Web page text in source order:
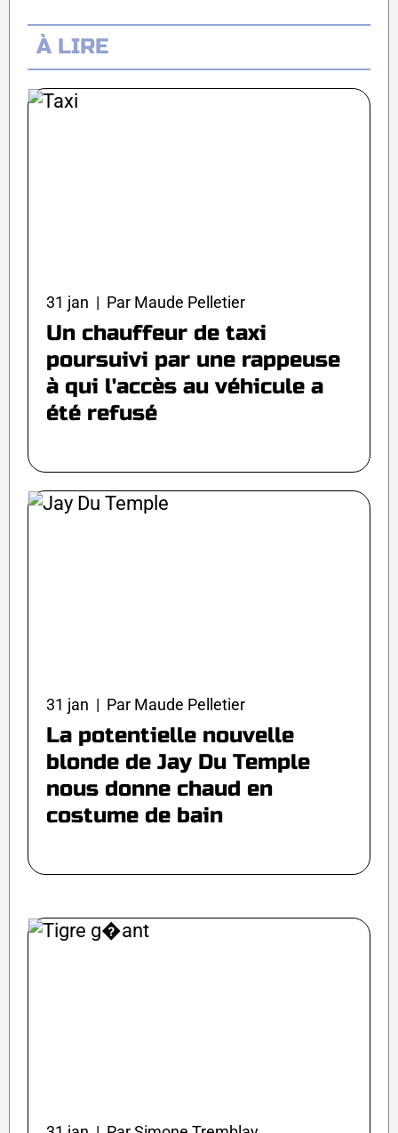
À LIRE
31 jan | Par Maude Pelletier
Un chauffeur de taxi
poursuivi par une rappeuse
à qui l'accès au véhicule a
été refusé
31 jan | Par Maude Pelletier
La potentielle nouvelle
blonde de Jay Du Temple
nous donne chaud en
costume de bain